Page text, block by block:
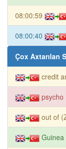
08:00:59
08:00:40
Çox Axtarılan
credit
psycho
out of